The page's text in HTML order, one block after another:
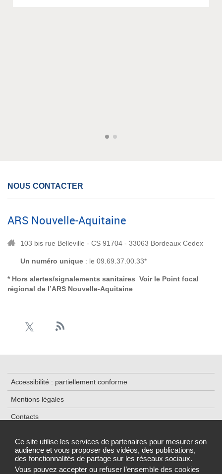
Ce site utilise les services de partenaires pour mesurer son
audience et vous proposer des vidéos, des publications,
des fonctionnalités de partage sur les réseaux sociaux.
Vous pouvez accepter ou refuser l’ensemble des cookies
NOUS CONTACTER
ARS Nouvelle-Aquitaine
103 bis rue Belleville - CS 91704 - 33063 Bordeaux Cedex
Un numéro unique : le 09.69.37.00.33*
* Hors alertes/signalements sanitaires Voir le Point focal
régional de l’ARS Nouvelle-Aquitaine
Accessibilité : partiellement conforme
Mentions légales
Contacts
Données personnelles et cookies
Gestion des cookies